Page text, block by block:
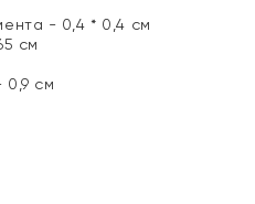
- 0,4 * 0,4 см
см
0,9 см